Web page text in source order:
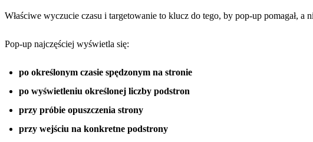
Właściwe wyczucie czasu i targetowanie to klucz do tego, by pop-up pomagał, a
Pop-up najczęściej wyświetla się:
po określonym czasie spędzonym na stronie
po wyświetleniu określonej liczby podstron
przy próbie opuszczenia strony
przy wejściu na konkretne podstrony